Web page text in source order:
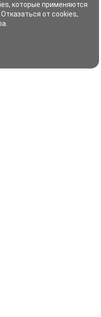
которые применяются
. Отказаться от cookies,